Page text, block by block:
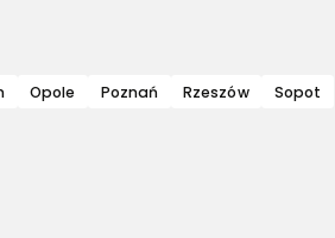
Opole Poznań Rzeszów
Sopot